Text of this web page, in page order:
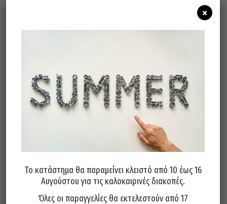
Τρυπάνι Κοβαλτίου 5% 130°
PTG Γερμανίας 3,20mm
Τρυπάνι Κοβαλτίου 5% 130°
PTG Γερμανίας 5,75mm
Το κατάστημα θα παραμείνει κλειστό από 10 έως 16
Αυγούστου για τις καλοκαιρινές διακοπές.
Όλες οι παραγγελίες θα εκτελεστούν από 17
×